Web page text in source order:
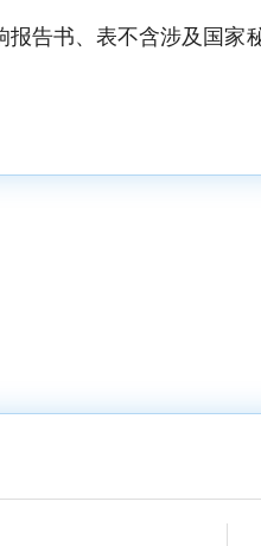
告书、表不含涉及国家